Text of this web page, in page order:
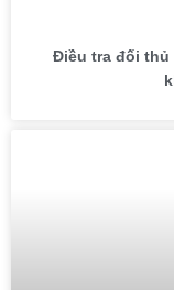
Điều tra đối thủ